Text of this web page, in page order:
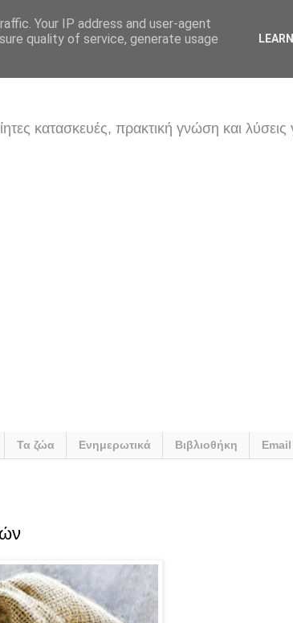
κατασκευές, πρακτική γνώση και
Τα ζώα Ενημερωτικά Βιβλιοθήκη Email
Your IP address and user-agent
quality of service, generate usage